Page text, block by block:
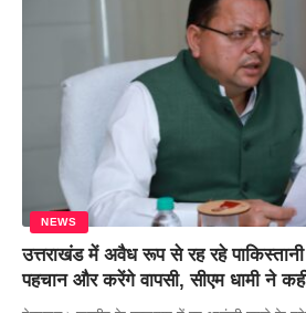
NEWS
उत्तराखंड में अवैध रूप से रह रहे पाकिस्तानी
पहचान और करेंगे वापसी, सीएम धामी ने